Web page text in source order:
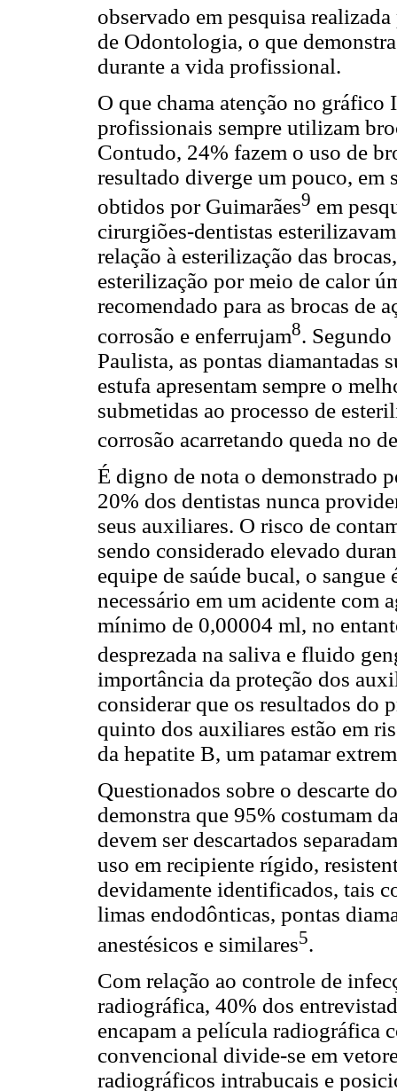
observado em pesquisa
de Odontologia, o que
durante a vida profissional.
O que chama atenção no
profissionais sempre utilizam
Contudo, 24% fazem o uso de
resultado diverge um pouco, em
obtidos por Guimarães9 em
cirurgiões-dentistas
relação à esterilização das
esterilização por meio de calor
recomendado para as brocas de
corrosão e enferrujam8.
Paulista, as pontas diamantadas
estufa apresentam sempre o
submetidas ao processo de
corrosão acarretando queda no
É digno de nota o demonstrado
20% dos dentistas nunca
seus auxiliares. O risco de
sendo considerado elevado
equipe de saúde bucal, o
necessário em um acidente com
mínimo de 0,00004 ml, no
desprezada na saliva e fluido
importância da proteção dos
considerar que os resultados do
quinto dos auxiliares estão em
da hepatite B, um patamar
Questionados sobre o descarte
demonstra que 95% costumam
devem ser descartados
uso em recipiente rígido,
devidamente identificados, tais
limas endodônticas, pontas
anestésicos e similares5.
Com relação ao controle de
radiográfica, 40% dos
encapam a película radiográfica
convencional divide-se em
radiográficos intrabucais e